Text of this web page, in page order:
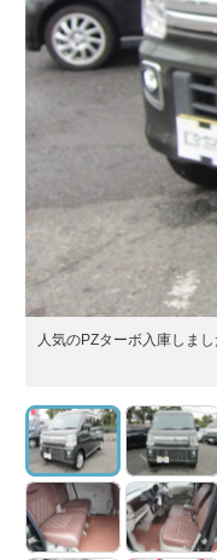
人気のPZターボ入庫しまし